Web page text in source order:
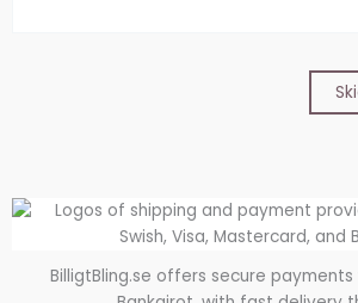
BilligtBling.se offers secure payments